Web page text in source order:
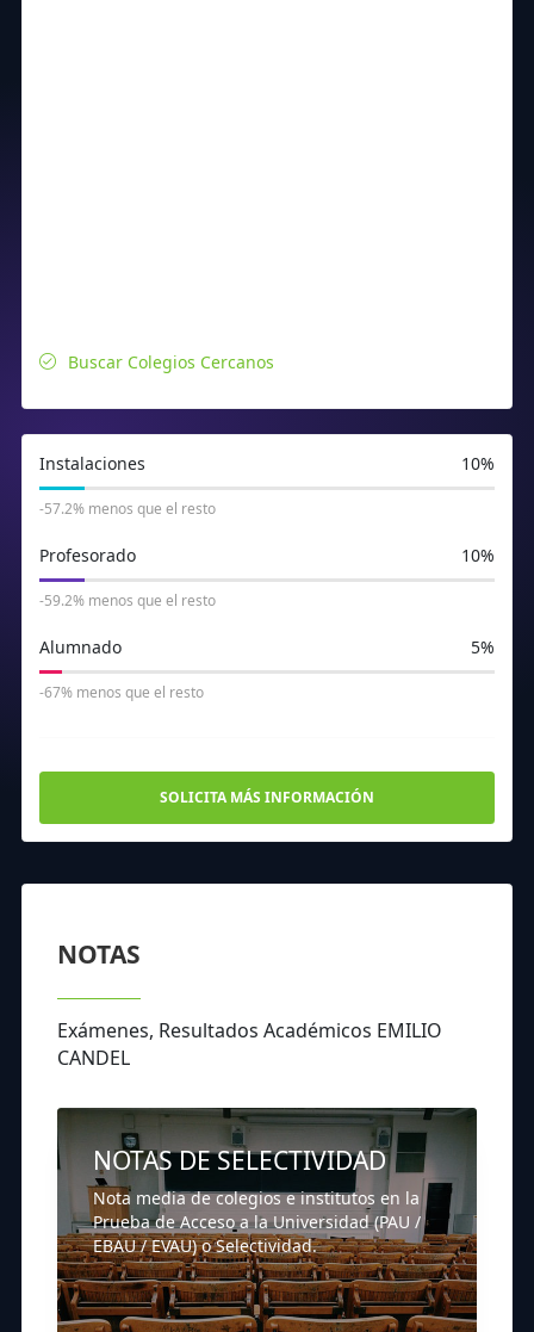
Buscar Colegios Cercanos
Instalaciones 10%
-57.2% menos que el resto
Profesorado 10%
-59.2% menos que el resto
Alumnado 5%
-67% menos que el resto
SOLICITA MÁS INFORMACIÓN
NOTAS
Exámenes, Resultados Académicos EMILIO
CANDEL
NOTAS DE SELECTIVIDAD
Nota media de colegios e institutos en la
Prueba de Acceso a la Universidad (PAU /
EBAU / EVAU) o Selectividad.